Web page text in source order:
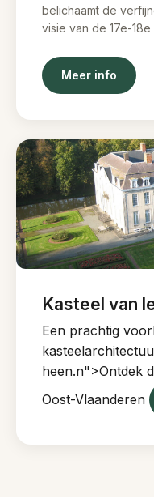
belichaamt de
visie van de 17e-18e
Meer info
Kasteel van
Een prachtig
heen.n">Ontdek
Oost-Vlaanderen